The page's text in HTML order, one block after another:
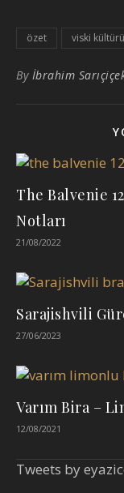
özet viski kültürü
By İbrahim
The Balvenie
Notları
21/08/2022
Sarajishvili
27/06/2023
Varım Bira –
12/08/2021
Tweets by